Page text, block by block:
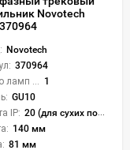
Novotech
Novotech
370964
1
GU10
IP: 20 (для сухих пом.)
140 мм
81 мм